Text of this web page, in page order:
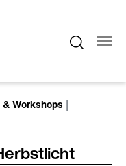
& Workshops